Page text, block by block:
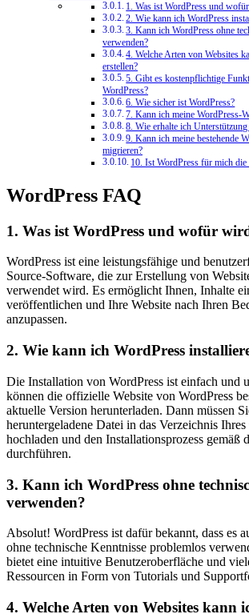
1. Was ist WordPress und
2. Wie kann ich WordPress
3. Kann ich WordPress ohne
verwenden?
4. Welche Arten von Websites
erstellen?
5. Gibt es kostenpflichtige
WordPress?
6. Wie sicher ist WordPress?
7. Kann ich meine WordPress-
8. Wie erhalte ich
9. Kann ich meine bestehende
migrieren?
10. Ist WordPress für mich die
WordPress FAQ
1. Was ist WordPress und wofür
WordPress ist eine leistungsfähige und
Source-Software, die zur Erstellung von
verwendet wird. Es ermöglicht Ihnen, Inhalte
veröffentlichen und Ihre Website nach Ihren
anzupassen.
2. Wie kann ich WordPress
Die Installation von WordPress ist einfach und
können die offizielle Website von WordPress
aktuelle Version herunterladen. Dann müssen
heruntergeladene Datei in das Verzeichnis Ihres
hochladen und den Installationsprozess gemäß
durchführen.
3. Kann ich WordPress ohne
verwenden?
Absolut! WordPress ist dafür bekannt, dass es
ohne technische Kenntnisse problemlos
bietet eine intuitive Benutzeroberfläche und
Ressourcen in Form von Tutorials und
4. Welche Arten von Websites kann